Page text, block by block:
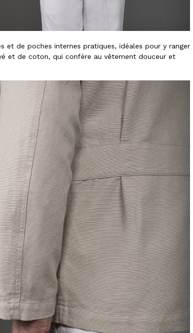
et de poches internes pratiques, idéales pour y ranger
et de coton, qui confère au vêtement douceur et